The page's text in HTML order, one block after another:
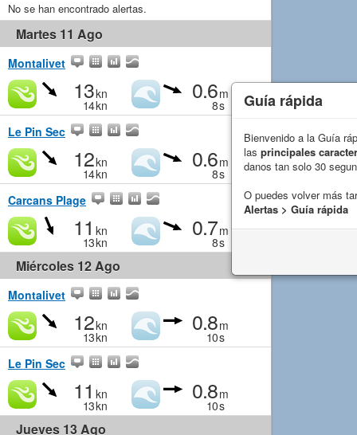
No se han encontrado alertas.
Martes 11 Ago
Montalivet
13kn
14kn
0.6m
8s
Le Pin Sec
12kn
14kn
0.6m
8s
Carcans Plage
11 kn
13kn
0.7m
8s
Miércoles 12 Ago
Montalivet
12kn
13kn
0.8m
10s
Le Pin Sec
11 kn
13kn
0.8m
10s
Jueves 13 Ago
Guía rápida
Bienvenido a la Guía
las principales
danos tan solo 30
O puedes volver más
Alertas > Guía rápida